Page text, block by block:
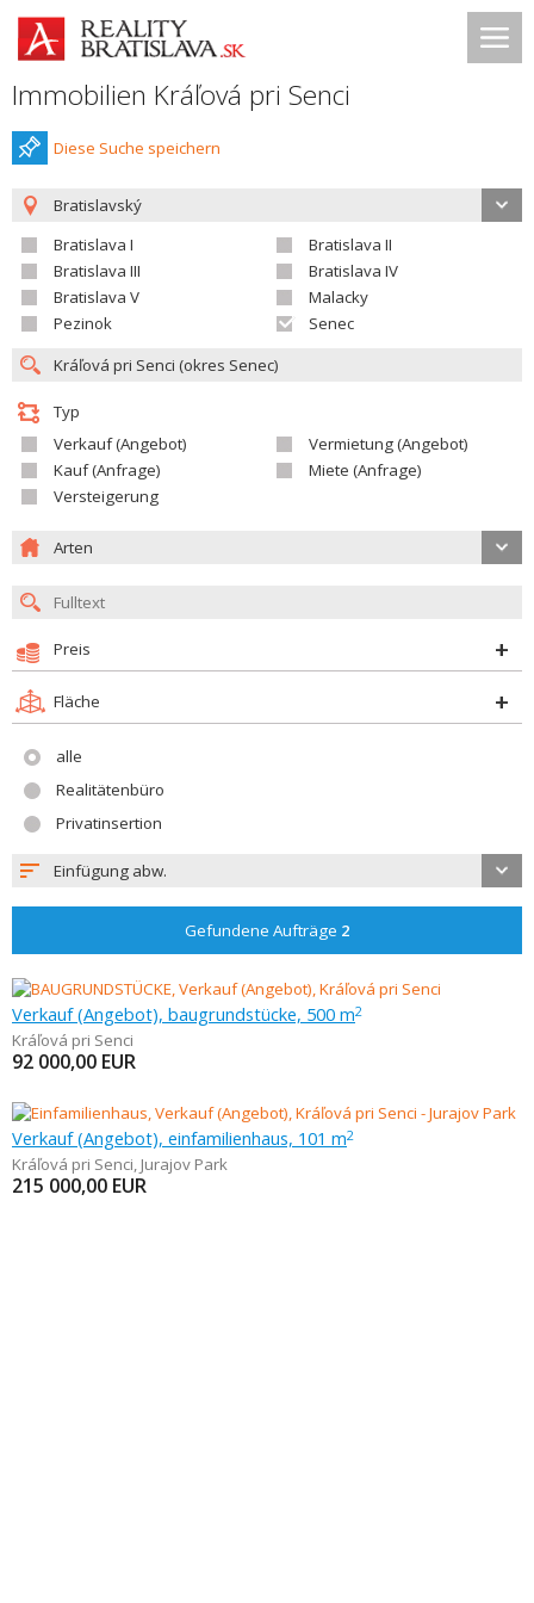
Immobilien Kráľová pri Senci
Diese Suche speichern
Bratislavský
Bratislava I
Bratislava II
Bratislava III
Bratislava IV
Bratislava V
Malacky
Pezinok
Senec
Typ
Verkauf (Angebot)
Vermietung (Angebot)
Kauf (Anfrage)
Miete (Anfrage)
Versteigerung
Arten
Preis
Fläche
alle
Realitätenbüro
Privatinsertion
Einfügung abw.
Gefundene Aufträge 2
Verkauf (Angebot), baugrundstücke, 500 m2
Kráľová pri Senci
92 000,00 EUR
Verkauf (Angebot), einfamilienhaus, 101 m2
Kráľová pri Senci, Jurajov Park
215 000,00 EUR